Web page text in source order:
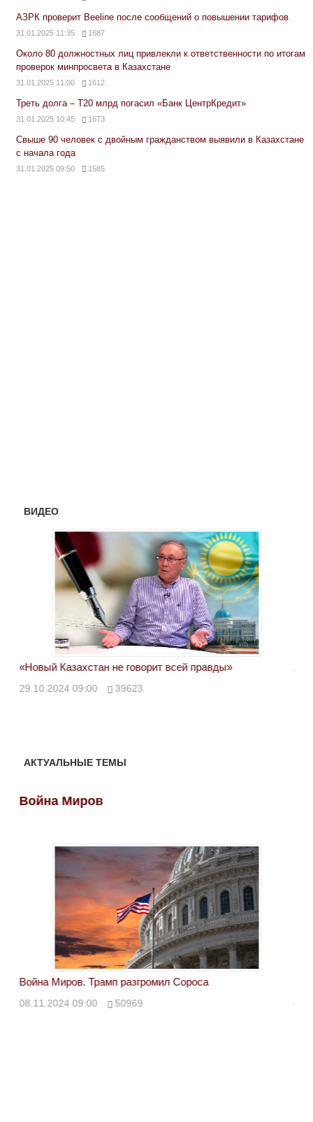
АЗРК проверит Beeline после сообщений о повышении тарифов
31.01.2025 11:35 1687
Около 80 должностных лиц привлекли к ответственности по итогам
проверок минпросвета в Казахстане
31.01.2025 11:00 1612
Треть долга – Т20 млрд погасил «Банк ЦентрКредит»
31.01.2025 10:45 1673
Свыше 90 человек с двойным гражданством выявили в Казахстане
с начала года
31.01.2025 09:50 1585
ВИДЕО
«Новый Казахстан не говорит всей правды»
29.10.2024 09:00 39623
АКТУАЛЬНЫЕ ТЕМЫ
Война Миров
Война Миров. Трамп разгромил Сороса
08.11.2024 09:00 50969